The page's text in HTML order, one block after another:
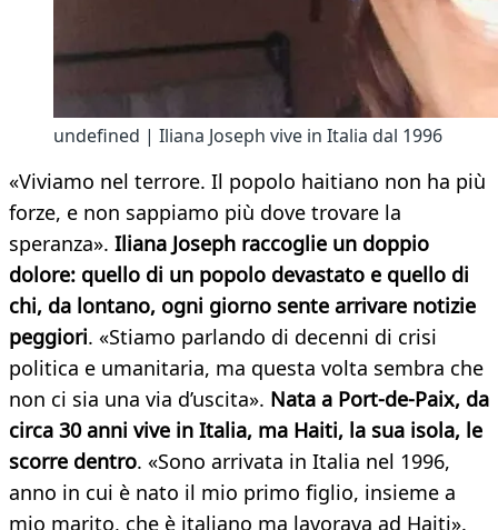
undefined | Iliana Joseph vive in Italia dal 1996
«Viviamo nel terrore. Il popolo haitiano non ha più
forze, e non sappiamo più dove trovare la
speranza». Iliana Joseph raccoglie un doppio
dolore: quello di un popolo devastato e quello di
chi, da lontano, ogni giorno sente arrivare notizie
peggiori. «Stiamo parlando di decenni di crisi
politica e umanitaria, ma questa volta sembra che
non ci sia una via d’uscita». Nata a Port-de-Paix, da
circa 30 anni vive in Italia, ma Haiti, la sua isola, le
scorre dentro. «Sono arrivata in Italia nel 1996,
anno in cui è nato il mio primo figlio, insieme a
mio marito, che è italiano ma lavorava ad Haiti».